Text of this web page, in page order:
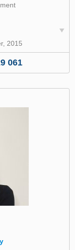
2015
061